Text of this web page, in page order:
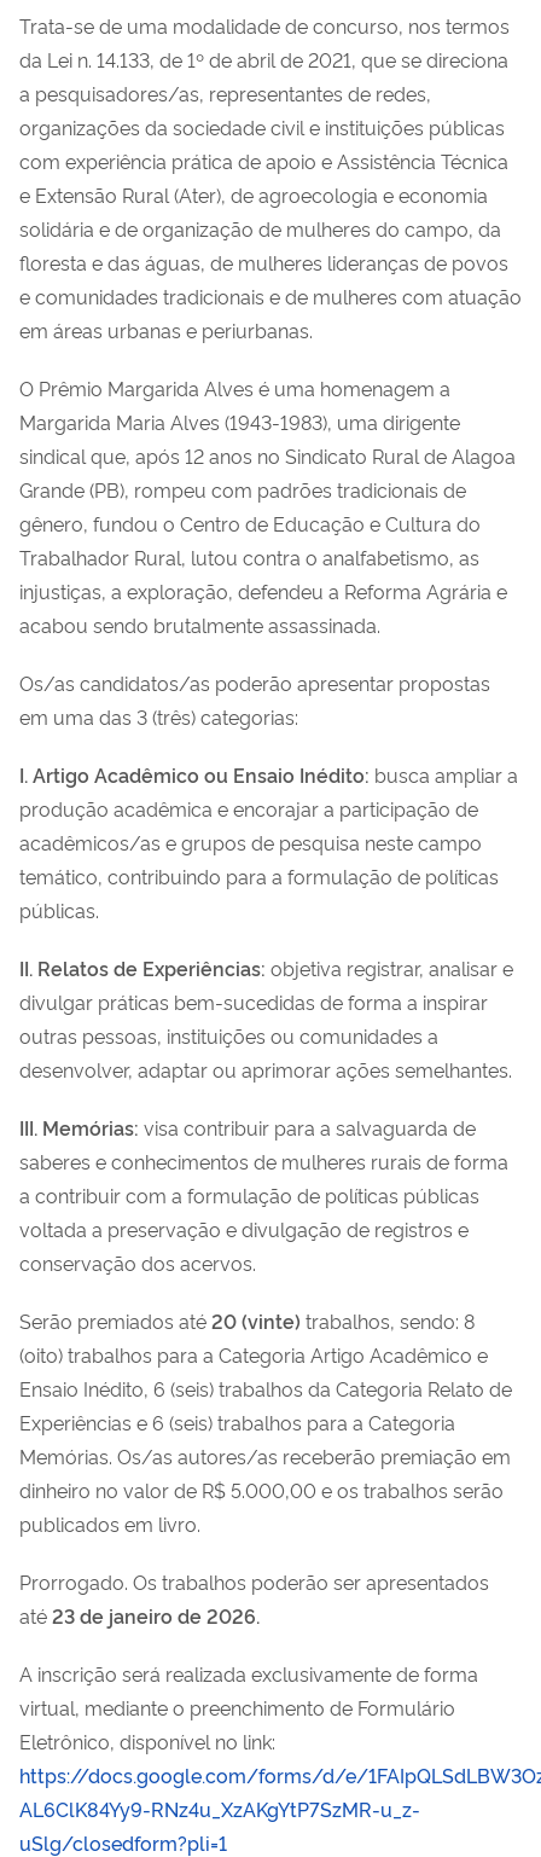
Trata-se de uma modalidade de concurso, nos termos
da Lei n. 14.133, de 1º de abril de 2021, que se direciona
a pesquisadores/as, representantes de redes,
organizações da sociedade civil e instituições públicas
com experiência prática de apoio e Assistência Técnica
e Extensão Rural (Ater), de agroecologia e economia
solidária e de organização de mulheres do campo, da
floresta e das águas, de mulheres lideranças de povos
e comunidades tradicionais e de mulheres com atuação
em áreas urbanas e periurbanas.
O Prêmio Margarida Alves é uma homenagem a
Margarida Maria Alves (1943-1983), uma dirigente
sindical que, após 12 anos no Sindicato Rural de Alagoa
Grande (PB), rompeu com padrões tradicionais de
gênero, fundou o Centro de Educação e Cultura do
Trabalhador Rural, lutou contra o analfabetismo, as
injustiças, a exploração, defendeu a Reforma Agrária e
acabou sendo brutalmente assassinada.
Os/as candidatos/as poderão apresentar propostas
em uma das 3 (três) categorias:
I. Artigo Acadêmico ou Ensaio Inédito: busca ampliar a
produção acadêmica e encorajar a participação de
acadêmicos/as e grupos de pesquisa neste campo
temático, contribuindo para a formulação de políticas
públicas.
II. Relatos de Experiências: objetiva registrar, analisar e
divulgar práticas bem-sucedidas de forma a inspirar
outras pessoas, instituições ou comunidades a
desenvolver, adaptar ou aprimorar ações semelhantes.
III. Memórias: visa contribuir para a salvaguarda de
saberes e conhecimentos de mulheres rurais de forma
a contribuir com a formulação de políticas públicas
voltada a preservação e divulgação de registros e
conservação dos acervos.
Serão premiados até20 (vinte) trabalhos, sendo: 8
(oito) trabalhos para a Categoria Artigo Acadêmico e
Ensaio Inédito, 6 (seis) trabalhos da Categoria Relato de
Experiências e 6 (seis) trabalhos para a Categoria
Memórias. Os/as autores/as receberão premiação em
dinheiro no valor de R$ 5.000,00 e os trabalhos serão
publicados em livro.
Prorrogado. Os trabalhos poderão ser apresentados
até23 de janeiro de 2026.
A inscrição será realizada exclusivamente de forma
virtual, mediante o preenchimento de Formulário
Eletrônico, disponível no link:
https://docs.google.com/forms/d/e/
AL6ClK84Yy9-RNz4u_XzAKgYtP7SzMR-u_z-
uSlg/closedform?pli=1